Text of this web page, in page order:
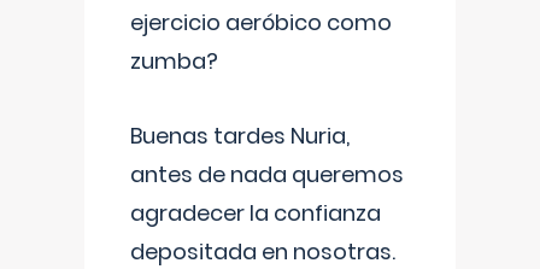
ejercicio aeróbico como
zumba?
Buenas tardes Nuria,
antes de nada queremos
agradecer la confianza
depositada en nosotras.